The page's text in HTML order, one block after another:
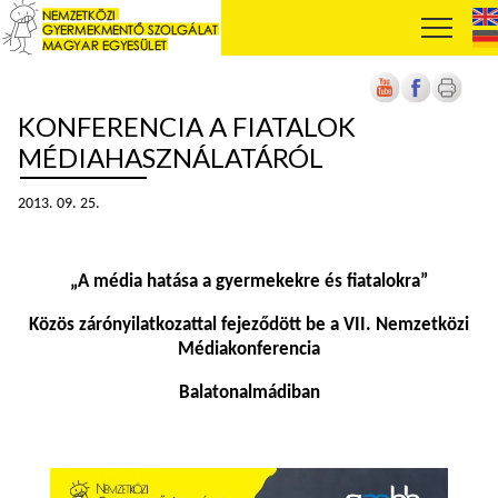
KONFERENCIA A FIATALOK
MÉDIAHASZNÁLATÁRÓL
2013. 09. 25.
„A média hatása a gyermekekre és fiatalokra”
Közös zárónyilatkozattal fejeződött be a VII. Nemzetközi
Médiakonferencia
Balatonalmádiban